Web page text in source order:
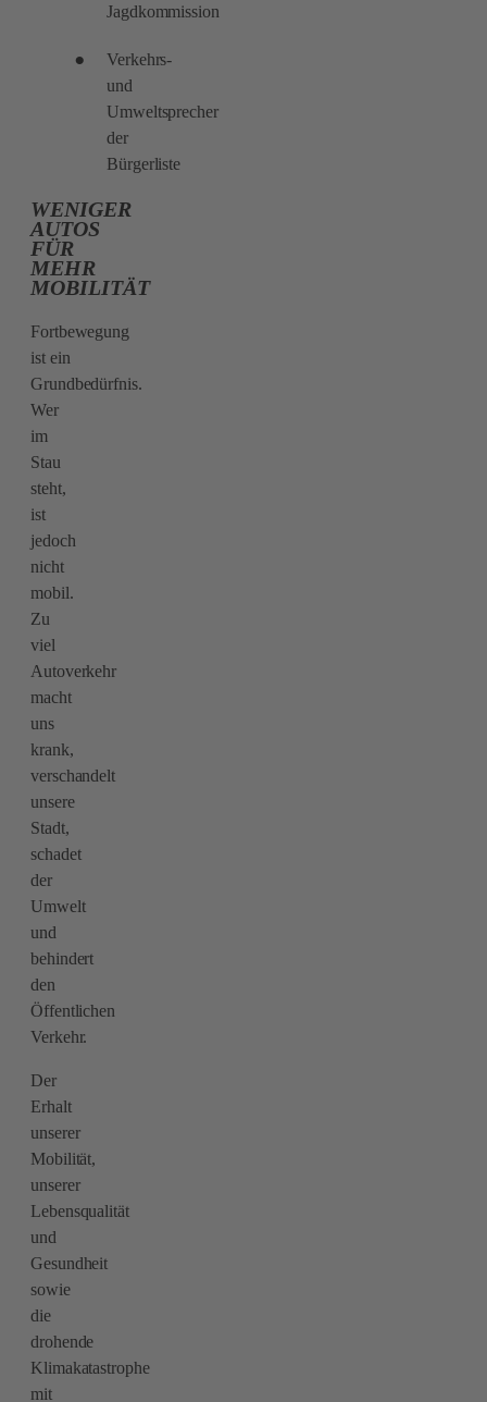
Jagdkommission
Verkehrs-
und
Umweltsprecher
der
Bürgerliste
WENIGER
AUTOS
FÜR
MEHR
MOBILITÄT
Fortbewegung
ist ein
Grundbedürfnis.
Wer
im
Stau
steht,
ist
jedoch
nicht
mobil.
Zu
viel
Autoverkehr
macht
uns
krank,
verschandelt
unsere
Stadt,
schadet
der
Umwelt
und
behindert
den
Öffentlichen
Verkehr.
Der
Erhalt
unserer
Mobilität,
unserer
Lebensqualität
und
Gesundheit
sowie
die
drohende
Klimakatastrophe
mit